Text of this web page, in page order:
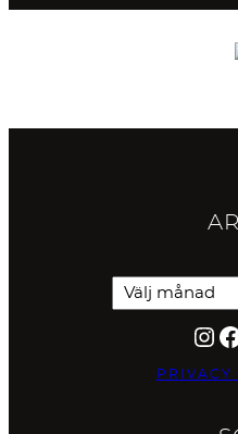
Instagram Facebook
PRIVACY